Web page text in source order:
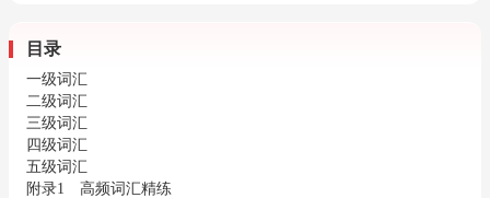
目录
一级词汇
二级词汇
三级词汇
四级词汇
五级词汇
附录1 高频词汇精练